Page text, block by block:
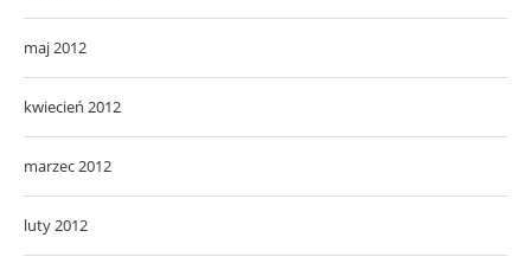
maj 2012
kwiecień 2012
marzec 2012
luty 2012